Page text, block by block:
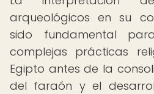
arqueológicos en su
sido fundamental
complejas prácticas
Egipto antes de la
del faraón y el